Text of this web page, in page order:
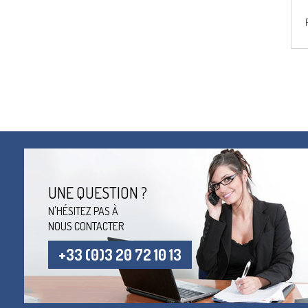
UNE QUESTION ?
N'HÉSITEZ PAS À
NOUS CONTACTER
+33 (0)3 20 72 10 13